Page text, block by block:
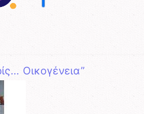
Οικογένεια”